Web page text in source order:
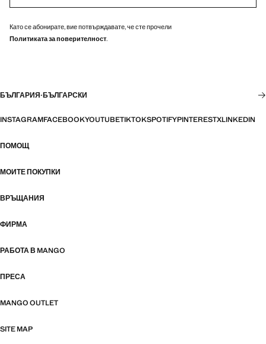
Като се абонирате, вие потвърждавате, че сте прочели
Политиката за поверителност.
БЪЛГАРИЯ·БЪЛГАРСКИ
INSTAGRAMFACEBOOKYOUTUBETIKTOKSPOTIFYPINTERESTXLINKEDIN
ПОМОЩ
МОИТЕ ПОКУПКИ
ВРЪЩАНИЯ
ФИРМА
РАБОТА В MANGO
ПРЕСА
MANGO OUTLET
SITE MAP